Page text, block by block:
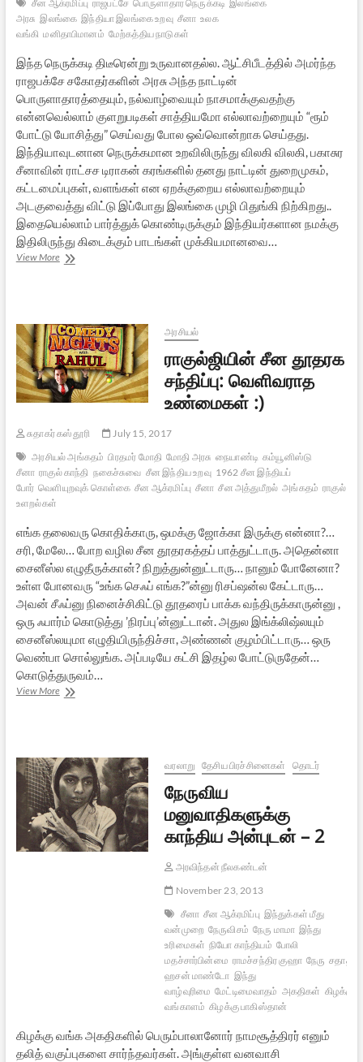
சீன ஆக்ரமிப்பு ராஜபட்சே பொருளாதார நெருக்கடி இலங்கை
அரசு இலங்கை இந்தியா இலங்கை உறவு சீனா உலக
வங்கி மனிதாபிமானம் மேற்கத்திய நாடுகள்
இந்த நெருக்கடி திடீரென்று உருவானதல்ல. ஆட்சிபீடத்தில் அமர்ந்த
ராஜபக்சே சகோதர்களின் அரசு அந்த நாட்டின்
பொருளாதாரத்தையும், நல்வாழ்வையும் நாசமாக்குவதற்கு
என்னவெல்லாம் குளறுபடிகள் சாத்தியமோ எல்லாவற்றையும் “ரூம்
போட்டு யோசித்து” செய்வது போல ஒவ்வொன்றாக செய்தது.
இந்தியாவுடனான நெருக்கமான உறவிலிருந்து விலகி விலகி, பகாசுர
சீனாவின் ராட்சச டிராகன் கரங்களில் தனது நாட்டின் துறைமுகம்,
கட்டமைப்புகள், வளங்கள் என ஏறக்குறைய எல்லாவற்றையும்
அடகுவைத்து விட்டு இப்போது இலங்கை முழி பிதுங்கி நிற்கிறது..
இதையெல்லாம் பார்த்துக் கொண்டிருக்கும் இந்தியர்களான நமக்கு
இதிலிருந்து கிடைக்கும் பாடங்கள் முக்கியமானவை…
View Moreஇலங்கையின்
அரசியல்
ராகுல்ஜியின் சீன தூதரக
சந்திப்பு: வெளிவராத
உண்மைகள் :)
சுதாகர் கஸ்தூரி
July 15, 2017
அரசியல் அங்கதம் பிரதமர் மோதி மோதி அரசு நையாண்டி கம்யூனிஸ்டு
சீனா ராகுல் காந்தி நகைச்சுவை சீன இந்திய உறவு 1962 சீன இந்தியப்
போர் வெளியுறவுக் கொள்கை சீன ஆக்ரமிப்பு சீனா சீன அத்துமீறல் அங்கதம் ராகுல்
உளறல்கள்
எங்க தலைவரு கொதிக்காரு, ஒமக்கு ஜோக்கா இருக்கு என்னா?…
சரி, மேலே… போற வழில சீன தூதரகத்தப் பாத்துட்டாரு. அதென்னா
சைனீஸ்ல எழுதீருக்கான்? நிறுத்துன்னுட்டாரு… நானும் போனேனா?
உள்ள போனவரு “உங்க செஃப் எங்க?”ன்னு ரிசப்ஷன்ல கேட்டாரு…
அவன் சீஃப்னு நினைச்சிகிட்டு தூதரைப் பாக்க வந்திருக்காருன்னு ,
ஒரு ஃபார்ம் கொடுத்து ’நிரப்பு’ன்னுட்டான். அதுல இங்க்லிஷ்லயும்
சைனீஸ்லயுமா எழுதியிருந்திச்சா, அண்ணன் குழம்பிட்டாரு… ஒரு
வெண்பா சொல்லுங்க. அப்படியே கட்சி இதழ்ல போட்டுருதேன்…
கொடுத்துருவம்…
View Moreராகுல்ஜியின்
உண்மைகள்
:)
வரலாறு தேசிய பிரச்சினைகள் தொடர்
நேருவிய
மனுவாதிகளுக்கு
காந்திய அன்புடன் – 2
அரவிந்தன் நீலகண்டன்
November 23, 2013
சீனா சீன ஆக்ரமிப்பு இந்துக்கள் மீது
வன்முறை நேருவிசம் நேரு மாமா இந்து
உரிமைகள் நியோ காந்தியம் போலி
மதச்சார்பின்மை ராமச்சந்திர குஹா நேரு சதாத்
ஹசன் மாண்டோ இந்து
வாழ்வுரிமை மேட்டிமைவாதம் அகதிகள் கிழக்கு
வங்காளம் கிழக்கு பாகிஸ்தான்
கிழக்கு வங்க அகதிகளில் பெரும்பாலானோர் நாமசூத்திரர் எனும்
தலித் வகுப்புகளை சார்ந்தவர்கள். அங்குள்ள வனவாசி